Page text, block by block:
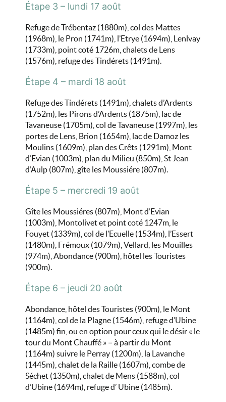
Étape 3 – lundi 17 août
Refuge de Trébentaz (1880m), col des Mattes
(1968m), le Pron (1741m), l’Etrye (1694m), Lenlvay
(1733m), point coté 1726m, chalets de Lens
(1576m), refuge des Tindérets (1491m).
Étape 4 – mardi 18 août
Refuge des Tindérets (1491m), chalets d’Ardents
(1752m), les Pirons d’Ardents (1875m), lac de
Tavaneuse (1705m), col de Tavaneuse (1997m), les
portes de Lens, Brion (1654m), lac de Damoz les
Moulins (1609m), plan des Crêts (1291m), Mont
d’Evian (1003m), plan du Milieu (850m), St Jean
d’Aulp (807m), gîte les Moussiére (807m).
Étape 5 – mercredi 19 août
Gîte les Moussiéres (807m), Mont d’Evian
(1003m), Montolivet et point coté 1247m, le
Fouyet (1339m), col de l’Ecuelle (1534m), l’Essert
(1480m), Frémoux (1079m), Vellard, les Mouilles
(974m), Abondance (900m), hôtel les Touristes
(900m).
Étape 6 – jeudi 20 août
Abondance, hôtel des Touristes (900m), le Mont
(1164m), col de la Plagne (1546m), refuge d’Ubine
(1485m) fin, ou en option pour ceux qui le désir « le
tour du Mont Chauffé » = à partir du Mont
(1164m) suivre le Perray (1200m), la Lavanche
(1445m), chalet de la Raille (1607m), combe de
Séchet (1350m), chalet de Mens (1588m), col
d’Ubine (1694m), refuge d’ Ubine (1485m).